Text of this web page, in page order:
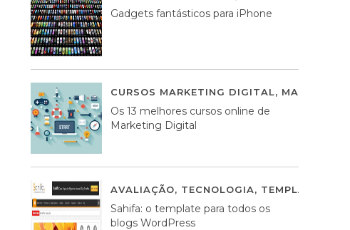
Gadgets fantásticos para iPhone
CURSOS MARKETING DIGITAL,
Os 13 melhores cursos online de
Marketing Digital
AVALIAÇÃO, TECNOLOGIA, TEMPLATES
Sahifa: o template para todos os
blogs WordPress